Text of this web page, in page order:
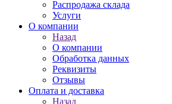
Распродажа склада
Услуги
О компании
Назад
О компании
Обработка данных
Реквизиты
Отзывы
Оплата и доставка
Назад